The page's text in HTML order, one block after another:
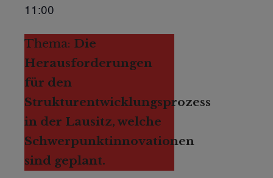
11:00
Thema: Die
Herausforderungen
für den
Strukturentwicklungsprozess
in der Lausitz, welche
Schwerpunktinnovationen
sind geplant.